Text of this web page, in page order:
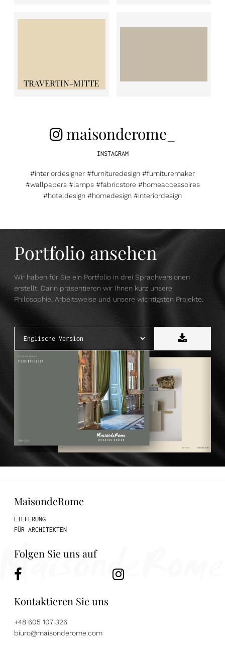
TRAVERTIN-MITTE
maisonderome_
INSTAGRAM
#interiordesigner #furnituredesign #furnituremaker
#wallpapers #lamps #fabricstore #homeaccessoires
#hoteldesign #homedesign #interiordesign
Portfolio ansehen
Wir haben für Sie ein Portfolio in drei Sprachversionen
erstellt. Darin präsentieren wir Ihnen kurz unsere
Philosophie, Arbeitsweise und unsere wichtigsten Projekte.
MaisondeRome
LIEFERUNG
FÜR ARCHITEKTEN
Folgen Sie uns auf
Kontaktieren Sie uns
+48 605 107 326
biuro@maisonderome.com